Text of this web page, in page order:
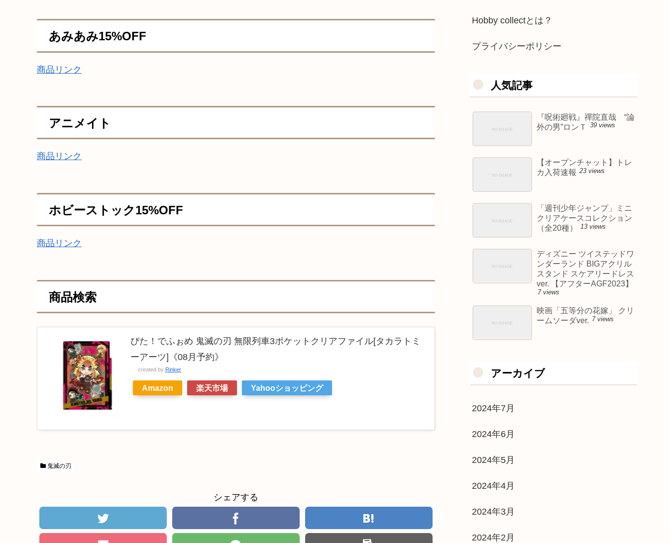
あみあみ15%OFF
商品リンク
アニメイト
商品リンク
ホビーストック15%OFF
商品リンク
商品検索
ぴた！でふぉめ 鬼滅の刃 無限列車3ポケットクリアファイル[タカラトミ
ーアーツ]《08月予約》
created by Rinker
Amazon 楽天市場 Yahooショッピング
鬼滅の刃
シェアする
Hobby collectとは？
プライバシーポリシー
人気記事
『呪術廻戦』禪院直哉 “論
外の男”ロンＴ
39 views
【オープンチャット】トレ
カ入荷速報 23 views
「週刊少年ジャンプ」ミニ
クリアケースコレクション
（全20種）
13 views
ディズニー ツイステッドワ
ンダーランド BIGアクリル
スタンド スケアリードレス
ver. 【アフターAGF2023】
7 views
映画「五等分の花嫁」 クリ
ームソーダver. 7 views
アーカイブ
2024年7月
2024年6月
2024年5月
2024年4月
2024年3月
2024年2月